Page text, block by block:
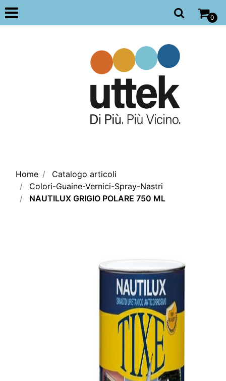
Open
0
Home
Catalogo articoli
Colori-Guaine-Vernici-Spray-Nastri
NAUTILUX GRIGIO POLARE 750 ML